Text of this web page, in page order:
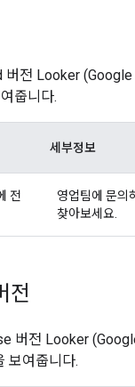
버전 Looker
줍니다.
세부정보
전
영업팀에 문의
찾아보세요.
전
버전 Looker
보여줍니다.